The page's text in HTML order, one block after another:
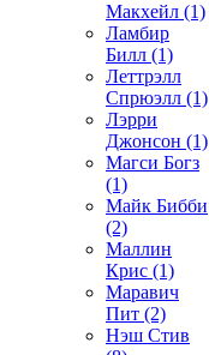
Макхейл (1)
Ламбир
Билл (1)
Леттрэлл
Спрюэлл (1)
Лэрри
Джонсон (1)
Магси Богз
(1)
Майк Бибби
(2)
Маллин
Крис (1)
Маравич
Пит (2)
Нэш Стив